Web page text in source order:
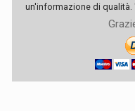
un'informazione di qualità.